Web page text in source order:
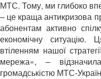
МТС. Тому, ми глибоко
– це краща антикризова
абонентам активно
економічну
втіленням нашої
мережа», –
громадськістю МТС-